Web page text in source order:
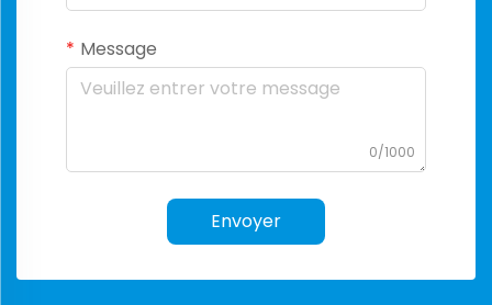
Message
0/1000
Envoyer